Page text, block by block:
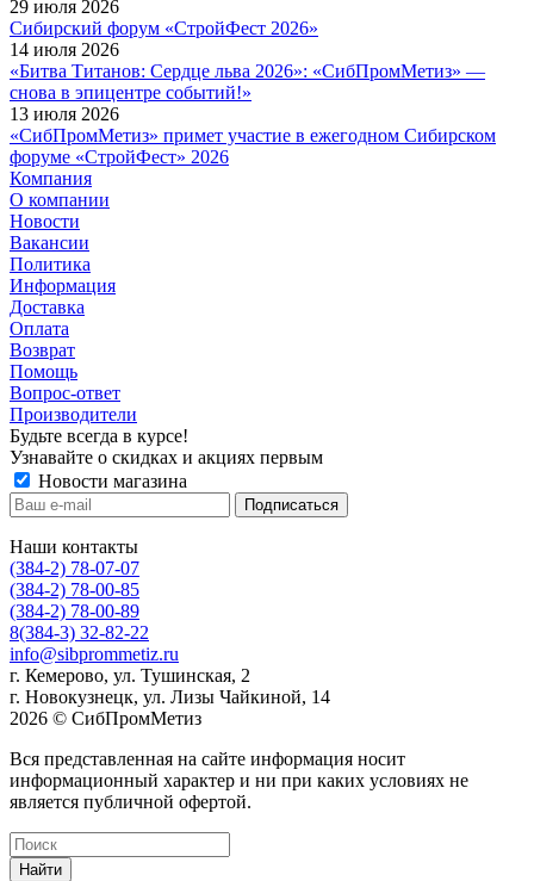
29 июля 2026
Сибирский форум «СтройФест 2026»
14 июля 2026
«Битва Титанов: Сердце льва 2026»: «СибПромМетиз» —
снова в эпицентре событий!»
13 июля 2026
«СибПромМетиз» примет участие в ежегодном Сибирском
форуме «СтройФест» 2026
Компания
О компании
Новости
Вакансии
Политика
Информация
Доставка
Оплата
Возврат
Помощь
Вопрос-ответ
Производители
Будьте всегда в курсе!
Узнавайте о скидках и акциях первым
Новости магазина
Наши контакты
(384-2) 78-07-07
(384-2) 78-00-85
(384-2) 78-00-89
8(384-3) 32-82-22
info@sibprommetiz.ru
г. Кемерово, ул. Тушинская, 2
г. Новокузнецк, ул. Лизы Чайкиной, 14
2026 © СибПромМетиз
Вся представленная на сайте информация носит
информационный характер и ни при каких условиях не
является публичной офертой.
Найти